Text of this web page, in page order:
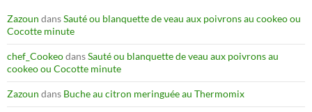
Zazoun dansSauté ou blanquette de veau aux poivrons au cookeo ou
Cocotte minute
chef_CookeodansSauté ou blanquette de veau aux poivrons au
cookeo ou Cocotte minute
Zazoun dans Buche au citron meringuée au Thermomix